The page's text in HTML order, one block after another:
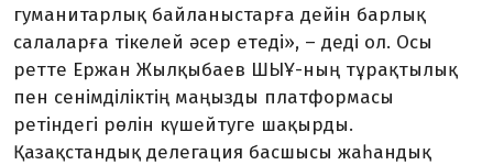
гуманитарлық байланыстарға дейін барлық
салаларға тікелей әсер етеді», – деді ол. Осы
ретте Ержан Жылқыбаев ШЫҰ-ның тұрақтылық
пен сенімділіктің маңызды платформасы
ретіндегі рөлін күшейтуге шақырды.
Қазақстандық делегация басшысы жаһандық